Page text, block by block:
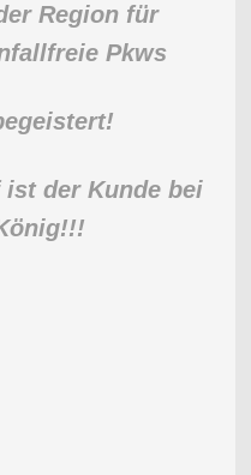
Region für
Pkws
der Kunde bei